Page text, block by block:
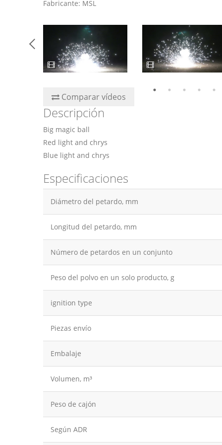
Fabricante: MSL
Comparar vídeos
Descripción
Big magic ball
Red light and chrys
Blue light and chrys
Especificaciones
Diámetro del petardo, mm
Longitud del petardo, mm
Número de petardos en un conjunto
Peso del polvo en un solo producto, g
ignition type
Piezas envío
Embalaje
Volumen, m³
Peso de cajón
Según ADR